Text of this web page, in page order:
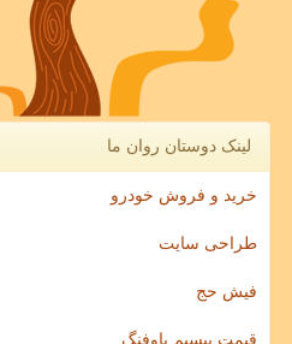
لینک دوستان روان ما
خرید و فروش خودرو
طراحی سایت
فیش حج
قیمت بیسیم باوفنگ